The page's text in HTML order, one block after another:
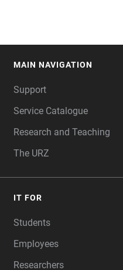
MAIN NAVIGATION
Support
Service Catalogue
Research and Teaching
The URZ
IT FOR
Students
Employees
Researchers